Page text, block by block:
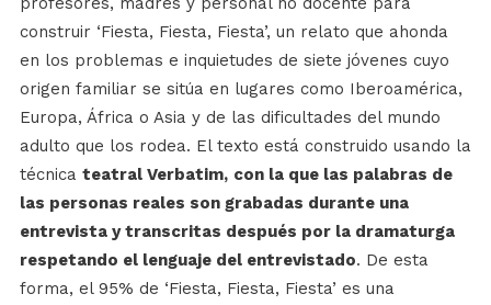
construir ‘Fiesta, Fiesta, Fiesta’, un relato que ahonda
en los problemas e inquietudes de siete jóvenes cuyo
origen familiar se sitúa en lugares como Iberoamérica,
Europa, África o Asia y de las dificultades del mundo
adulto que los rodea. El texto está construido usando la
técnica teatral Verbatim, con la que las palabras de
las personas reales son grabadas durante una
entrevista y transcritas después por la dramaturga
respetando el lenguaje del entrevistado. De esta
forma, el 95% de ‘Fiesta, Fiesta, Fiesta’ es una